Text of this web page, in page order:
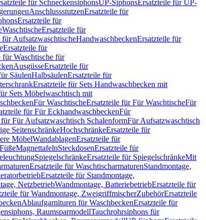
für SchneckensiphonsUP-SiphonsErsatzteile für UP-
AnschlussstutzenErsatzteile für
Ersatzteile für
WaschtischeErsatzteile für
für AufsatzwaschtischeHandwaschbeckenErsatzteile für
Ersatzteile für
für Waschtische für
AusgüsseErsatzteile für
SäulenHalbsäulenErsatzteile für
Ersatzteile für Sets Handwaschbecken mit
Sets Möbelwaschtisch mit
Für WaschtischeErsatzteile für Für WaschtischeFür
für Für EckhandwaschbeckenFür
Für Aufsatzwaschtisch SchalenformFür Aufsatzwaschtisch
SeitenschränkeHochschränkeErsatzteile für
MöbelWandablagenErsatzteile für
MagnettafelnSteckdosenErsatzteile für
SpiegelschränkeErsatzteile für SpiegelschränkeMit
Ersatzteile für WaschtischarmaturenStandmontage,
Ersatzteile für Standmontage,
NetzbetriebWandmontage, BatteriebetriebErsatzteile für
für Wandmontage, ZweigriffmischerZubehörErsatzteile
Ablaufgarnituren für WaschbeckenErsatzteile für
RaumsparmodellTauchrohrsiphons für